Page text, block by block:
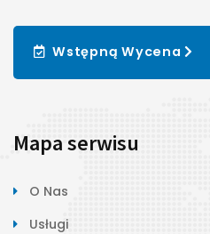
Wstępną Wycena
Mapa serwisu
O Nas
Usługi